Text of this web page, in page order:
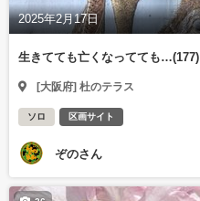
2025年2月17日
生きてても亡くなってても…(177)
[大阪府] 杜のテラス
ソロ 区画サイト
ぞのさん